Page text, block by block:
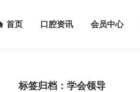
首页 口腔资讯 会员中心
标签归档： 学会领导